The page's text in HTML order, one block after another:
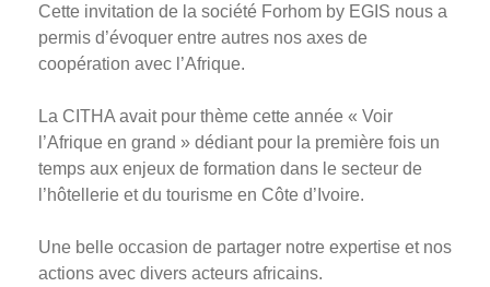
Cette invitation de la société Forhom by EGIS nous a
permis d’évoquer entre autres nos axes de
coopération avec l’Afrique.
La CITHA avait pour thème cette année « Voir
l’Afrique en grand » dédiant pour la première fois un
temps aux enjeux de formation dans le secteur de
l’hôtellerie et du tourisme en Côte d’Ivoire.
Une belle occasion de partager notre expertise et nos
actions avec divers acteurs africains.